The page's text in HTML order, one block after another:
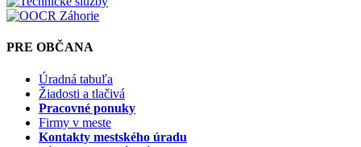
PRE OBČANA
Úradná tabuľa
Žiadosti a tlačivá
Pracovné ponuky
Firmy v meste
Kontakty mestského úradu